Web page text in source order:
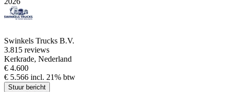
Swinkels Trucks B.V.
3.815 reviews
Kerkrade, Nederland
€ 4.600
€ 5.566 incl. 21% btw
Stuur bericht